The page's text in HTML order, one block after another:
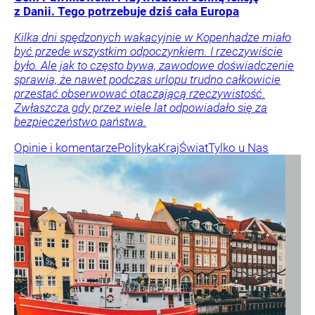
z Danii. Tego potrzebuje dziś cała Europa
Kilka dni spędzonych wakacyjnie w Kopenhadze miało
być przede wszystkim odpoczynkiem. I rzeczywiście
było. Ale jak to często bywa, zawodowe doświadczenie
sprawia, że nawet podczas urlopu trudno całkowicie
przestać obserwować otaczającą rzeczywistość.
Zwłaszcza gdy przez wiele lat odpowiadało się za
bezpieczeństwo państwa.
Opinie i komentarzePolitykaKrajŚwiatTylko u Nas